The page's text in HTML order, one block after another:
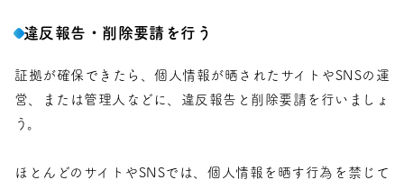
違反報告・削除要請を行う
証拠が確保できたら、個人情報が晒されたサイトやSNSの運
営、または管理人などに、違反報告と削除要請を行いましょ
う。
ほとんどのサイトやSNSでは、個人情報を晒す行為を禁じて